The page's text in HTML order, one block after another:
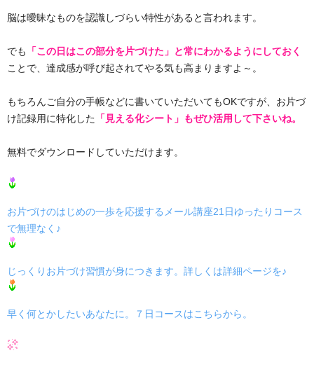
脳は曖昧なものを認識しづらい特性があると言われます。
でも
「この日はこの部分を片づけた」と常にわかるようにしておく
ことで、達成感が呼び起されてやる気も高まりますよ～。
もちろんご自分の手帳などに書いていただいてもOKですが、お片づ
け記録用に特化した 「見える化シート」もぜひ活用して下さいね。
無料でダウンロードしていただけます。
お片づけのはじめの一歩を応援するメール講座21日ゆったりコース
で無理なく♪
じっくりお片づけ習慣が身につきます。詳しくは詳細ページを♪
早く何とかしたいあなたに。７日コースはこちらから。